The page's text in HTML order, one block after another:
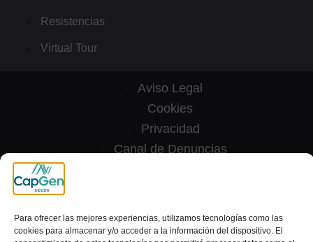
Para ofrecer las mejores experiencias, utilizamos tecnologías como las
cookies para almacenar y/o acceder a la información del dispositivo. El
Resistencias
Virtual Tour
Aviso Legal
Cookies
Privacidad
Canal de Denuncias
[wt_cli_manage_consent]
© 2024 Capital Genetic EBT SL | Todos los derechos
reservados